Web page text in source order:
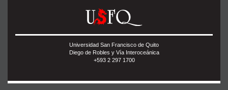
Universidad San Francisco de Quito
Diego de Robles y Vía Interoceánica
+593 2 297 1700